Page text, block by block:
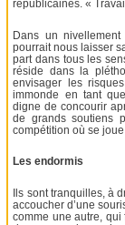
républicaines. «
Dans un nivellement
pourrait nous laisser
part dans tous les
réside dans la
envisager les
immonde en tant
digne de concourir
de grands soutiens
compétition où se
Les endormis
Ils sont tranquilles, à
accoucher d’une
comme une autre,